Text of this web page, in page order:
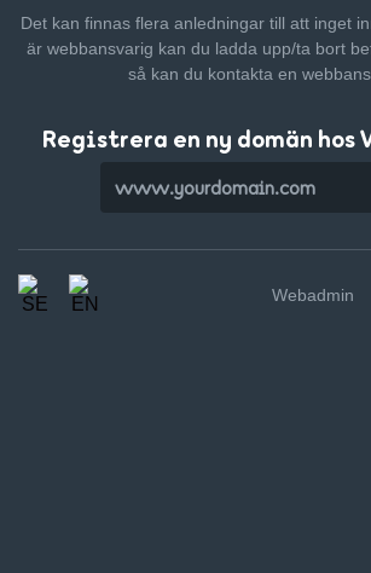
Det kan finnas flera anledningar till att inget
är webbansvarig kan du ladda upp/ta bort
så kan du kontakta en
Registrera en ny domän hos
Webadmin